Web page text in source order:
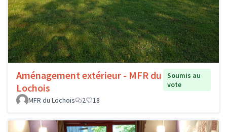
Aménagement extérieur - MFR du
Lochois
Soumis au
vote
MFR du Lochois
2 18